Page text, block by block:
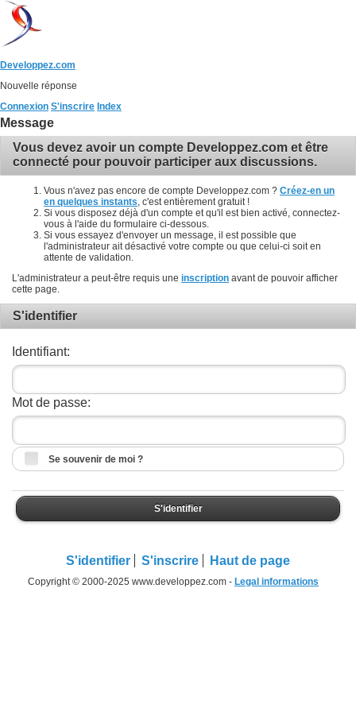
Developpez.com
Nouvelle réponse
Connexion S'inscrire Index
Message
Vous devez avoir un compte Developpez.com et être
connecté pour pouvoir participer aux discussions.
Vous n'avez pas encore de compte Developpez.com ? Créez-en un
en quelques instants , c'est entièrement gratuit !
Si vous disposez déjà d'un compte et qu'il est bien activé, connectez-
vous à l'aide du formulaire ci-dessous.
Si vous essayez d'envoyer un message, il est possible que
l'administrateur ait désactivé votre compte ou que celui-ci soit en
attente de validation.
L'administrateur a peut-être requis une inscription avant de pouvoir afficher
cette page.
S'identifier
Identifiant:
Mot de passe:
Se souvenir de moi ?
S'identifier
S'identifier S'inscrire Haut de page
Copyright © 2000-2025 www.developpez.com - Legal informations